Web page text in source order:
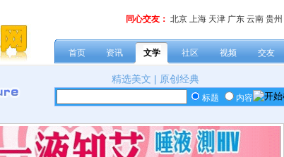
同心交友： 北京 上海 天津 广东 云南 贵州
首页 资讯 文学 社区 视频 交友
精选美文 | 原创经典
标题 内容